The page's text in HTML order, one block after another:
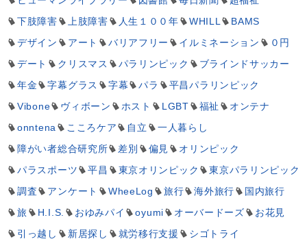
下肢障害
上肢障害 人生１００年 WHILL
BAMS
デザイン
アート バリアフリー イルミネーション
０円
デート
クリスマス パラリンピック
ブラインドサッカー
年金
字幕グラス 字幕 パラ
平昌パラリンピック
Vibone
ヴィボーン ホスト LGBT 福祉
オンテナ
onntena
こころケア 自立
一人暮らし
障がい者総合研究所
差別 偏見
オリンピック
パラスポーツ
平昌 東京オリンピック
東京パラリンピック
調査
アンケート WheeLog 旅行 海外旅行
国内旅行
旅
H.I.S. おゆみパイ oyumi オーバードーズ
お花見
引っ越し
新居探し 就労移行支援
シゴトライ